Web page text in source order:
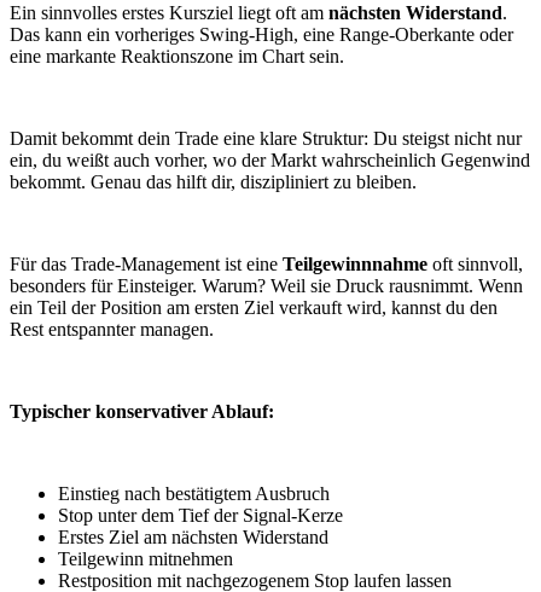
Ein sinnvolles erstes Kursziel liegt oft am nächsten Widerstand.
Das kann ein vorheriges Swing-High, eine Range-Oberkante oder
eine markante Reaktionszone im Chart sein.
Damit bekommt dein Trade eine klare Struktur: Du steigst nicht nur
ein, du weißt auch vorher, wo der Markt wahrscheinlich Gegenwind
bekommt. Genau das hilft dir, diszipliniert zu bleiben.
Für das Trade-Management ist eine Teilgewinnnahme oft sinnvoll,
besonders für Einsteiger. Warum? Weil sie Druck rausnimmt. Wenn
ein Teil der Position am ersten Ziel verkauft wird, kannst du den
Rest entspannter managen.
Typischer konservativer Ablauf:
Einstieg nach bestätigtem Ausbruch
Stop unter dem Tief der Signal-Kerze
Erstes Ziel am nächsten Widerstand
Teilgewinn mitnehmen
Restposition mit nachgezogenem Stop laufen lassen